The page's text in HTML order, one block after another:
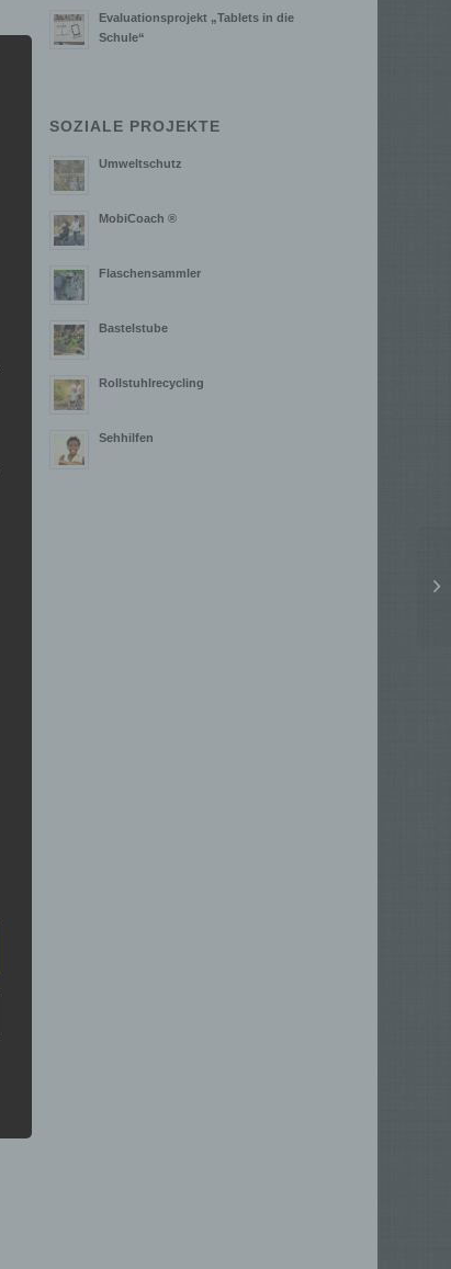
Evaluationsprojekt „Tablets in die
Schule“
SOZIALE PROJEKTE
Umweltschutz
MobiCoach ®
Flaschensammler
Bastelstube
Rollstuhlrecycling
Sehhilfen